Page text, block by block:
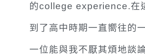
的college experience.在
到了高中時期一直嚮往的
一位能與我不厭其煩地談